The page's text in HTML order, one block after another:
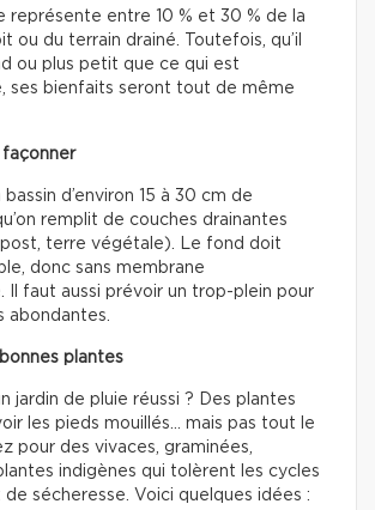
représente entre 10 % et 30 % de la
ou du terrain drainé. Toutefois, qu’il
ou plus petit que ce qui est
ses bienfaits seront tout de même
façonner
d’environ 15 à 30 cm de
remplit de couches drainantes
terre végétale). Le fond doit
donc sans membrane
Il faut aussi prévoir un trop-plein pour
abondantes.
plantes
jardin de pluie réussi ? Des plantes
les pieds mouillés… mais pas tout le
pour des vivaces, graminées,
indigènes qui tolèrent les cycles
de sécheresse. Voici quelques idées :